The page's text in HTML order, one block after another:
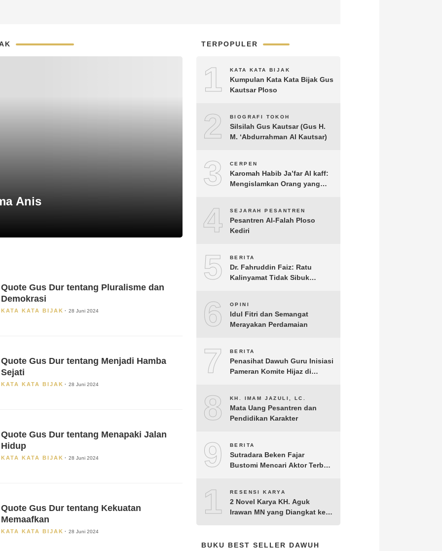
Anis
Quote Gus Dur tentang Pluralisme dan
Demokrasi
KATA KATA BIJAK 28 Juni 2024
Quote Gus Dur tentang Menjadi Hamba
Sejati
KATA KATA BIJAK 28 Juni 2024
Quote Gus Dur tentang Menapaki Jalan
Hidup
KATA KATA BIJAK 28 Juni 2024
Quote Gus Dur tentang Kekuatan
Memaafkan
KATA KATA BIJAK 28 Juni 2024
TERPOPULER
1 KATA KATA BIJAK
Kumpulan Kata Kata Bijak Gus
Kautsar Ploso
2 BIOGRAFI TOKOH
Silsilah Gus Kautsar (Gus H.
M. ‘Abdurrahman Al Kautsar)
3 CERPEN
Karomah Habib Ja’far Al kaff:
Mengislamkan Orang yang
4 SEJARAH PESANTREN
Pesantren Al-Falah Ploso
Kediri
5 BERITA
Dr. Fahruddin Faiz: Ratu
Kalinyamat Tidak Sibuk
Perekonomian Rakyatnya
6 OPINI
Idul Fitri dan Semangat
Merayakan Perdamaian
7 BERITA
Penasihat Dawuh Guru Inisiasi
Pameran Komite Hijaz di
8 KH. IMAM JAZULI, LC.
Mata Uang Pesantren dan
Pendidikan Karakter
9 BERITA
Sutradara Beken Fajar
Bustomi Mencari Aktor Terbaik
KH. Hasyim Asy’ari karya KH.
Aguk Irawan MN
10RESENSI KARYA
2 Novel Karya KH. Aguk
Irawan MN yang Diangkat ke
BUKU BEST SELLER DAWUH